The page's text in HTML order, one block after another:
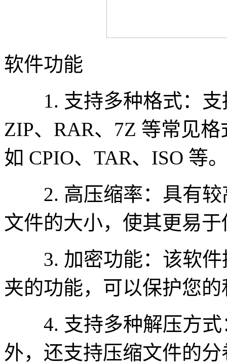
软件功能
1. 支持多种格式：支
ZIP、RAR、7Z 等常见
如 CPIO、TAR、ISO 等
2. 高压缩率：具有较
文件的大小，使其更易
3. 加密功能：该软件
夹的功能，可以保护您
4. 支持多种解压方式
外，还支持压缩文件的